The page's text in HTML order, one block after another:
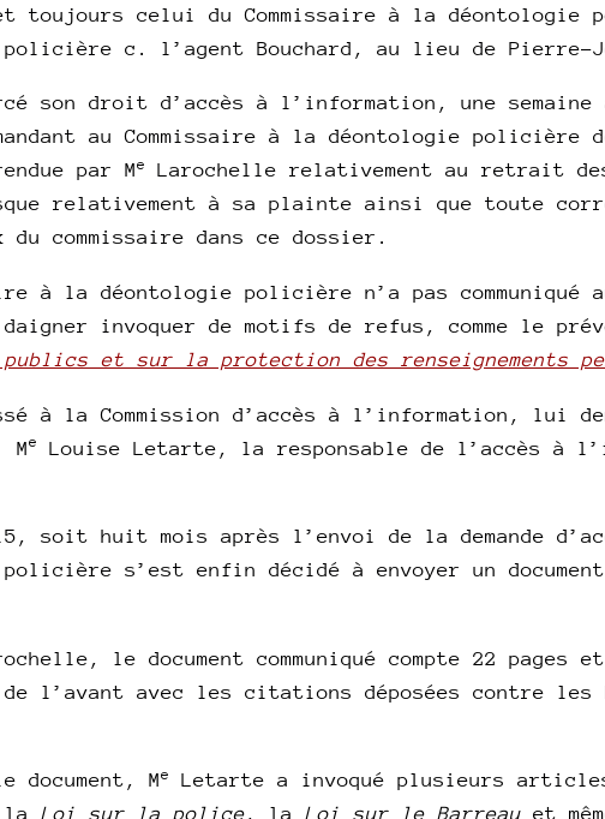
toujours celui du Commissaire à la déontologie
policière c. l’agent Bouchard, au lieu de Pierre-
son droit d’accès à l’information, une semaine
au Commissaire à la déontologie policière
par Me
Larochelle relativement au retrait
relativement à sa plainte ainsi que toute
commissaire dans ce dossier.
à la déontologie policière n’a pas communiqué
daigner invoquer de motifs de refus, comme le
publics et sur la protection des renseignements
à la Commission d’accès à l’information, lui
e
Louise Letarte, la responsable de l’accès à
soit huit mois après l’envoi de la demande
policière s’est enfin décidé à envoyer un
le document communiqué compte 22 pages
l’avant avec les citations déposées contre
document, Me
Letarte a invoqué plusieurs
la Loi sur la police, la Loi sur le Barreau et